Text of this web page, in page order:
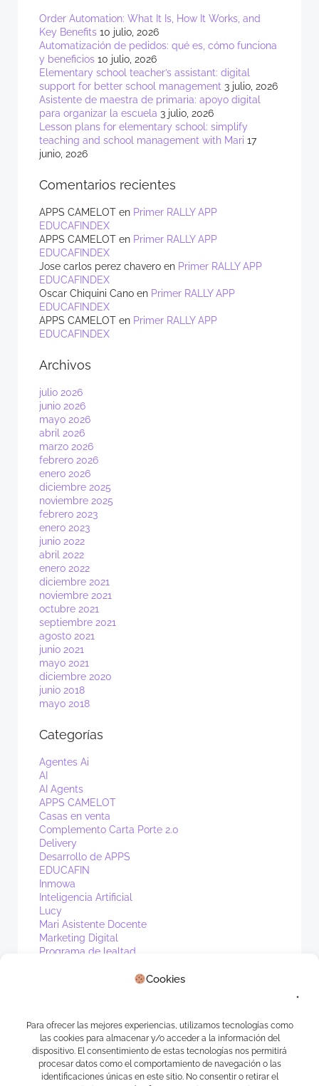
Cookies
Para ofrecer las mejores experiencias, utilizamos tecnologías como
las cookies para almacenar y/o acceder a la información del
dispositivo. El consentimiento de estas tecnologías nos permitirá
procesar datos como el comportamiento de navegación o las
identificaciones únicas en este sitio. No consentir o retirar el
Order Automation: What It Is, How It Works, and
Key Benefits 10 julio, 2026
Automatización de pedidos: qué es, cómo funciona
y beneficios 10 julio, 2026
Elementary school teacher’s assistant: digital
support for better school management 3 julio, 2026
Asistente de maestra de primaria: apoyo digital
para organizar la escuela 3 julio, 2026
Lesson plans for elementary school: simplify
teaching and school management with Mari 17
junio, 2026
Comentarios recientes
APPS CAMELOT en Primer RALLY APP
EDUCAFINDEX
APPS CAMELOT en Primer RALLY APP
EDUCAFINDEX
Jose carlos perez chavero en Primer RALLY APP
EDUCAFINDEX
Oscar Chiquini Cano en Primer RALLY APP
EDUCAFINDEX
APPS CAMELOT en Primer RALLY APP
EDUCAFINDEX
Archivos
julio 2026
junio 2026
mayo 2026
abril 2026
marzo 2026
febrero 2026
enero 2026
diciembre 2025
noviembre 2025
febrero 2023
enero 2023
junio 2022
abril 2022
enero 2022
diciembre 2021
noviembre 2021
octubre 2021
septiembre 2021
agosto 2021
junio 2021
mayo 2021
diciembre 2020
junio 2018
mayo 2018
Categorías
Agentes Ai
AI
AI Agents
APPS CAMELOT
Casas en venta
Complemento Carta Porte 2.0
Delivery
Desarrollo de APPS
EDUCAFIN
Inmowa
Inteligencia Artificial
Lucy
Mari Asistente Docente
Marketing Digital
Programa de lealtad
WhatsApp
Meta
Acceder